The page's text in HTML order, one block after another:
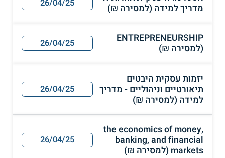
מדריך למידה (למסירה ₪)
26/04/25
ENTREPRENEURSHIP
(למסירה ₪)
26/04/25
יזמות עסקית היבטים
תיאורטיים וניהוליים - מדריך
למידה (למסירה ₪)
26/04/25
the economics of money,
banking, and financial
markets (למסירה ₪)
26/04/25